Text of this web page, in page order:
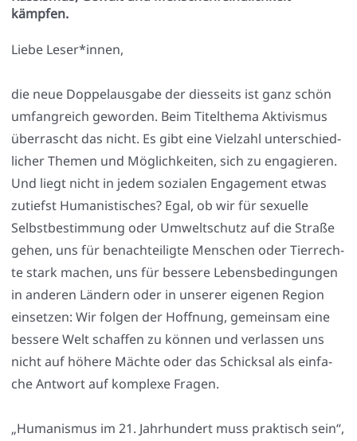
kämpfen.
Lie­be Leser*innen,
die neue Dop­pel­aus­ga­be der dies­seits ist ganz schön
umfang­reich gewor­den. Beim Titel­the­ma Akti­vis­mus
über­rascht das nicht. Es gibt eine Viel­zahl unter­schied­
li­cher The­men und Mög­lich­kei­ten, sich zu enga­gie­ren.
Und liegt nicht in jedem sozia­len Enga­ge­ment etwas
zutiefst Huma­nis­ti­sches? Egal, ob wir für sexu­el­le
Selbst­be­stim­mung oder Umwelt­schutz auf die Stra­ße
gehen, uns für benach­tei­lig­te Men­schen oder Tier­rech­
te stark machen, uns für bes­se­re Lebens­be­din­gun­gen
in ande­ren Län­dern oder in unse­rer eige­nen Regi­on
ein­set­zen: Wir fol­gen der Hoff­nung, gemein­sam eine
bes­se­re Welt schaf­fen zu kön­nen und ver­las­sen uns
nicht auf höhe­re Mäch­te oder das Schick­sal als ein­fa­
che Ant­wort auf kom­ple­xe Fra­gen.
„Huma­nis­mus im 21. Jahr­hun­dert muss prak­tisch sein“,